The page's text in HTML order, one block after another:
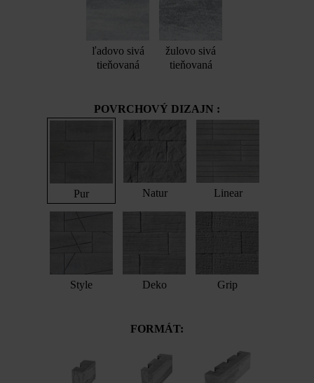
ľadovo sivá
tieňovaná
žulovo sivá
tieňovaná
POVRCHOVÝ DIZAJN :
Pur Natur Linear
Style Deko Grip
FORMÁT: